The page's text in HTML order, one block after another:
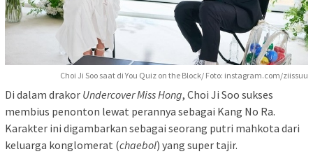
Choi Ji Soo saat di You Quiz on the Block/ Foto: instagram.com/ziissuu
Di dalam drakor Undercover Miss Hong, Choi Ji Soo sukses
membius penonton lewat perannya sebagai Kang No Ra.
Karakter ini digambarkan sebagai seorang putri mahkota dari
keluarga konglomerat (chaebol) yang super tajir.